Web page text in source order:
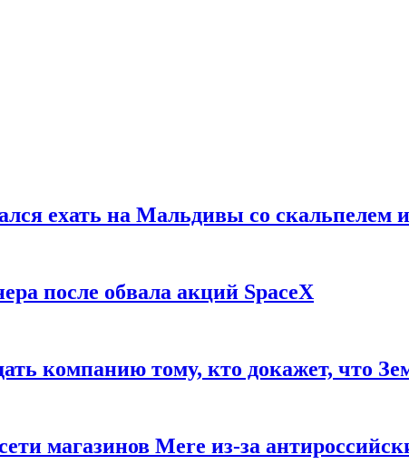
ехать на Мальдивы со скальпелем
после обвала акций SpaceX
компанию тому, кто докажет, что
магазинов Mere из-за